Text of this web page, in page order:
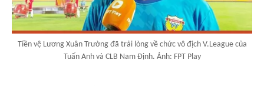
Tiền vệ Lương Xuân Trường đã trải lòng về chức vô địch V.League của
Tuấn Anh và CLB Nam Định. Ảnh: FPT Play